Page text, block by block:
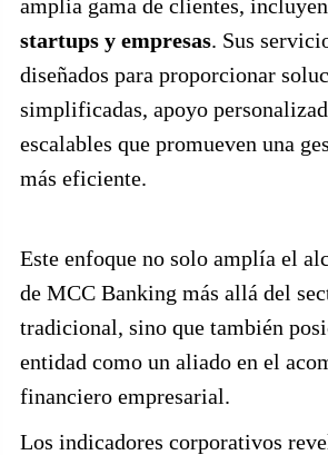
amplia gama de clientes,
startups y empresas. Sus
diseñados para proporcionar
simplificadas, apoyo
escalables que promueven una
más eficiente.
Este enfoque no solo amplía el
de MCC Banking más allá del
tradicional, sino que también
entidad como un aliado en el
financiero empresarial.
Los indicadores corporativos